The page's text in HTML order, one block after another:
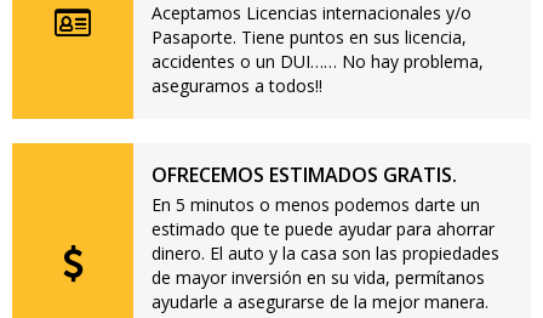
Aceptamos Licencias internacionales y/o
Pasaporte. Tiene puntos en sus licencia,
accidentes o un DUI…… No hay problema,
aseguramos a todos!!
OFRECEMOS ESTIMADOS GRATIS.
En 5 minutos o menos podemos darte un
estimado que te puede ayudar para ahorrar
dinero. El auto y la casa son las propiedades
de mayor inversión en su vida, permítanos
ayudarle a asegurarse de la mejor manera.